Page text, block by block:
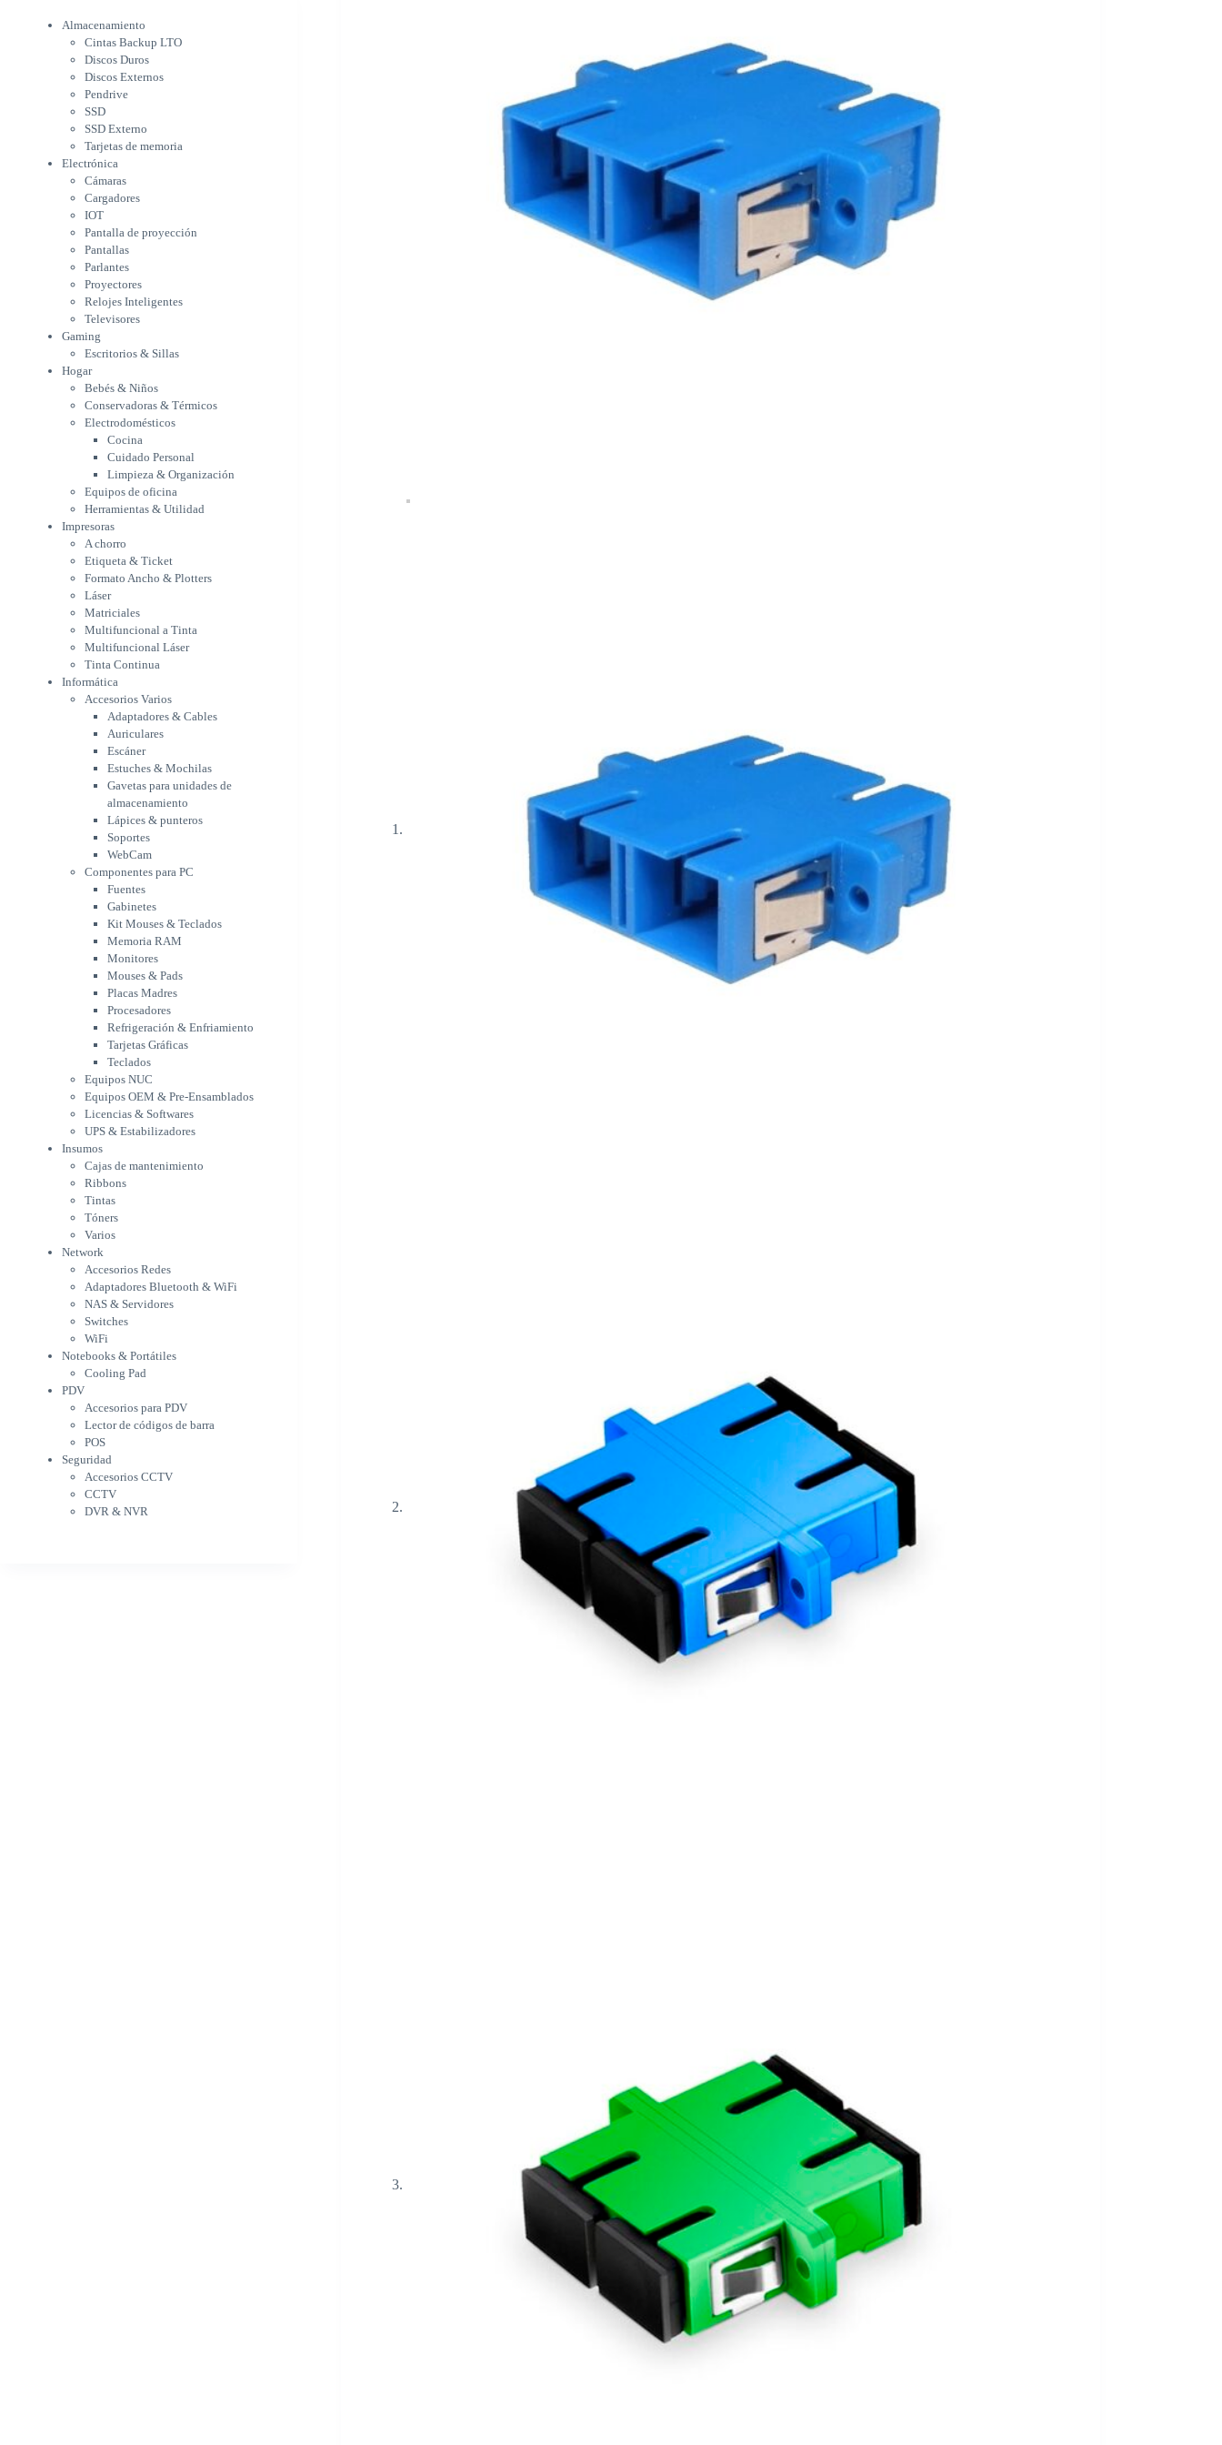
Cámaras
Cargadores
IOT
Pantalla de proyección
Pantallas
Parlantes
Proyectores
Relojes Inteligentes
Televisores
Gaming
Escritorios & Sillas
Hogar
Bebés & Niños
Conservadoras & Térmicos
Electrodomésticos
Cocina
Cuidado Personal
Equipos de oficina
Impresoras
A chorro
Etiqueta & Ticket
Formato Ancho & Plotters
Láser
Matriciales
Multifuncional a Tinta
Multifuncional Láser
Tinta Continua
Informática
Accesorios Varios
Adaptadores & Cables
Auriculares
Escáner
Estuches & Mochilas
Gavetas para unidades de
Lápices & punteros
Soportes
WebCam
Componentes para PC
Fuentes
Gabinetes
Kit Mouses & Teclados
Memoria RAM
Monitores
Mouses & Pads
Placas Madres
Procesadores
Refrigeración &
Enfriamiento
Tarjetas Gráficas
Teclados
Equipos NUC
Equipos OEM & Pre-
Ensamblados
Licencias & Softwares
UPS & Estabilizadores
Insumos
Cajas de mantenimiento
Ribbons
Tintas
Tóners
Varios
Network
Accesorios Redes
Adaptadores Bluetooth &
WiFi
NAS & Servidores
Switches
WiFi
Notebooks & Portátiles
Cargador para notebook
Cooling Pad
PDV
Accesorios para PDV
POS
Seguridad
Accesorios CCTV
CCTV
DVR & NVR
Sin categorizar
Almacenamiento
Cintas Backup LTO
Discos Duros
Discos Externos
Pendrive
SSD
SSD Externo
Tarjetas de memoria
Electrónica
Cámaras
Cargadores
IOT
Pantalla de proyección
Pantallas
Parlantes
Proyectores
Relojes Inteligentes
Televisores
Gaming
Escritorios & Sillas
Hogar
Bebés & Niños
Conservadoras & Térmicos
Electrodomésticos
Cocina
Cuidado Personal
Limpieza & Organización
Equipos de oficina
Herramientas & Utilidad
Impresoras
A chorro
Etiqueta & Ticket
Formato Ancho & Plotters
Láser
Matriciales
Multifuncional a Tinta
Multifuncional Láser
Tinta Continua
Informática
Accesorios Varios
Adaptadores & Cables
Auriculares
Escáner
Estuches & Mochilas
Gavetas para unidades de
almacenamiento
Lápices & punteros
Soportes
WebCam
Componentes para PC
Fuentes
Gabinetes
Kit Mouses & Teclados
Memoria RAM
Monitores
Mouses & Pads
Placas Madres
Procesadores
Refrigeración & Enfriamiento
Tarjetas Gráficas
Teclados
Equipos NUC
Equipos OEM & Pre-Ensamblados
Licencias & Softwares
UPS & Estabilizadores
Insumos
Cajas de mantenimiento
Ribbons
Tintas
Tóners
Varios
Network
Accesorios Redes
Adaptadores Bluetooth & WiFi
NAS & Servidores
Switches
WiFi
Notebooks & Portátiles
Cooling Pad
PDV
Accesorios para PDV
Lector de códigos de barra
POS
Seguridad
Accesorios CCTV
CCTV
DVR & NVR